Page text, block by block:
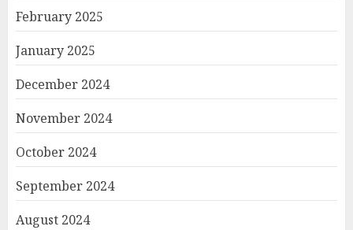
February 2025
January 2025
December 2024
November 2024
October 2024
September 2024
August 2024